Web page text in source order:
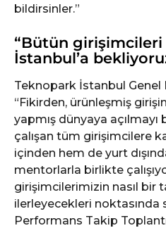
bildirsinler.”
“Bütün girişimcileri
İstanbul’a
Teknopark İstanbul Genel
“Fikirden, ürünleşmiş
yapmış dünyaya
çalışan tüm girişimcilere
içinden hem de yurt
mentorlarla birlikte
girişimcilerimizin nasıl bir
ilerleyecekleri noktasında
Performans Takip